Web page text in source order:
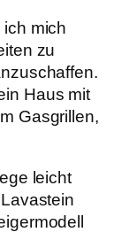
mich
zu
Haus mit
Gasgrillen,
leicht